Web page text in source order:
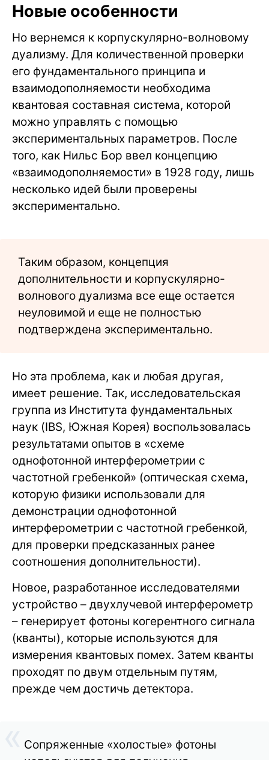
Новые особенности
Но вернемся к корпускулярно-волновому
дуализму. Для количественной проверки
его фундаментального принципа и
взаимодополняемости необходима
квантовая составная система, которой
можно управлять с помощью
экспериментальных параметров. После
того, как Нильс Бор ввел концепцию
«взаимодополняемости» в 1928 году, лишь
несколько идей были проверены
экспериментально.
Таким образом, концепция
дополнительности и корпускулярно-
волнового дуализма все еще остается
неуловимой и еще не полностью
подтверждена экспериментально.
Но эта проблема, как и любая другая,
имеет решение. Так, исследовательская
группа из Института фундаментальных
наук (IBS, Южная Корея) воспользовалась
результатами опытов в «схеме
однофотонной интерферометрии с
частотной гребенкой» (оптическая схема,
которую физики использовали для
демонстрации однофотонной
интерферометрии с частотной гребенкой,
для проверки предсказанных ранее
соотношения дополнительности).
Новое, разработанное исследователями
устройство – двухлучевой интерферометр
– генерирует фотоны когерентного сигнала
(кванты), которые используются для
измерения квантовых помех. Затем кванты
проходят по двум отдельным путям,
прежде чем достичь детектора.
Сопряженные «холостые» фотоны